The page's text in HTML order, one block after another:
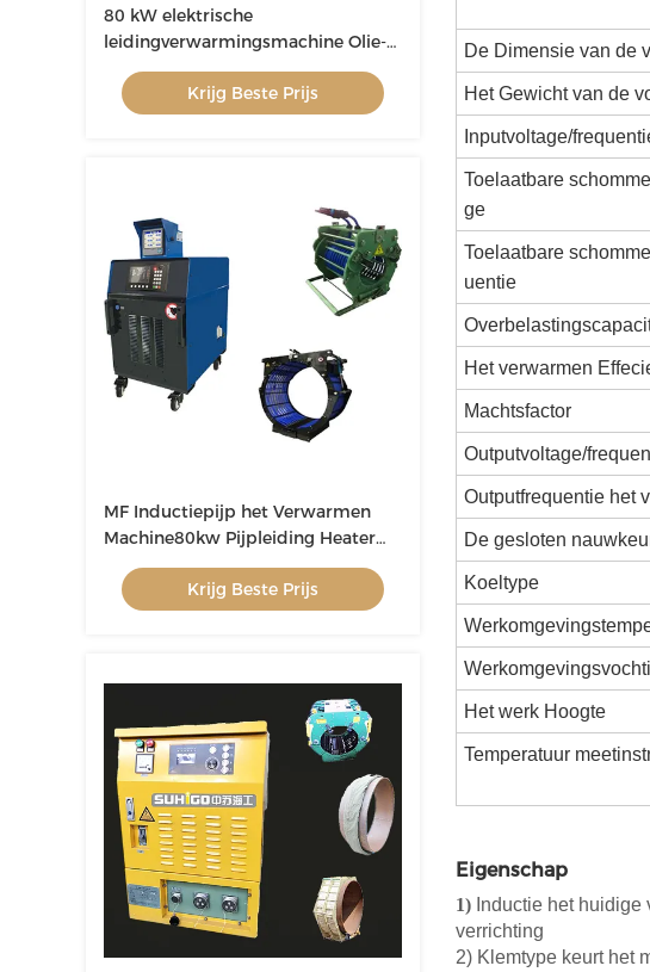
80 kW elektrische
leidingverwarmingsmachine Olie-
gasleidingverwarming
Krijg Beste Prijs
MF Inductiepijp het Verwarmen
Machine80kw Pijpleiding Heater
For Metal Forging
Krijg Beste Prijs
De Dimensie van de
Het Gewicht van de
Inputvoltage/
Toelaatbare
ge
Toelaatbare
uentie
Het verwarmen
Machtsfactor
Outputvoltage/
Outputfrequentie het
De gesloten
Koeltype
Het werk Hoogte
Temperatuur
Eigenschap
1) Inductie het
verrichting
2) Klemtype keurt het